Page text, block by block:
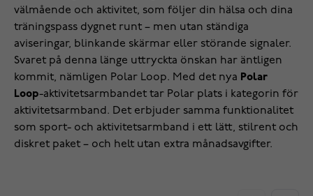
välmående och aktivitet, som följer din hälsa och dina
träningspass dygnet runt – men utan ständiga
aviseringar, blinkande skärmar eller störande signaler.
Svaret på denna länge uttryckta önskan har äntligen
kommit, nämligen Polar Loop. Med det nya Polar
Loop-aktivitetsarmbandet tar Polar plats i kategorin för
aktivitetsarmband. Det erbjuder samma funktionalitet
som sport- och aktivitetsarmband i ett lätt, stilrent och
diskret paket – och helt utan extra månadsavgifter.